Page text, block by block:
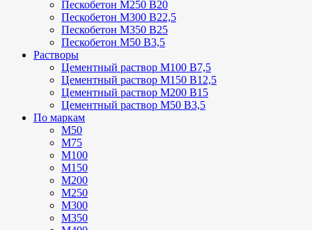
Пескобетон М250 В20
Пескобетон М300 В22,5
Пескобетон М350 В25
Пескобетон М50 В3,5
Растворы
Цементный раствор М100 В7,5
Цементный раствор М150 В12,5
Цементный раствор М200 В15
Цементный раствор М50 В3,5
По маркам
М50
М75
М100
М150
М200
М250
М300
М350